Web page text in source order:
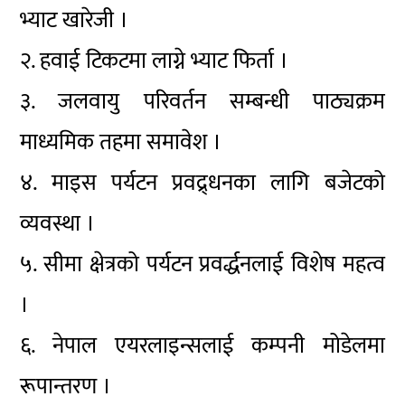
भ्याट खारेजी ।
२. हवाई टिकटमा लाग्ने भ्याट फिर्ता ।
३. जलवायु परिवर्तन सम्बन्धी पाठ्यक्रम
माध्यमिक तहमा समावेश ।
४. माइस पर्यटन प्रवद्र्धनका लागि बजेटको
व्यवस्था ।
५. सीमा क्षेत्रको पर्यटन प्रवर्द्धनलाई विशेष महत्व
।
६. नेपाल एयरलाइन्सलाई कम्पनी मोडेलमा
रूपान्तरण ।